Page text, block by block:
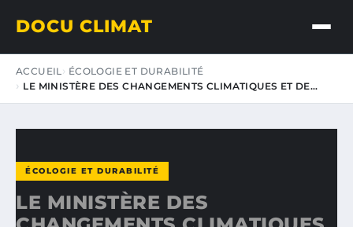
DOCU CLIMAT
ACCUEIL
ÉCOLOGIE ET DURABILITÉ
LE MINISTÈRE DES CHANGEMENTS CLIMATIQUES ET DE…
ÉCOLOGIE ET DURABILITÉ
LE MINISTÈRE DES